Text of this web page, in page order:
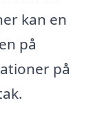
kan en
på
på